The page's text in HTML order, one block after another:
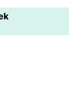
Egészség
És